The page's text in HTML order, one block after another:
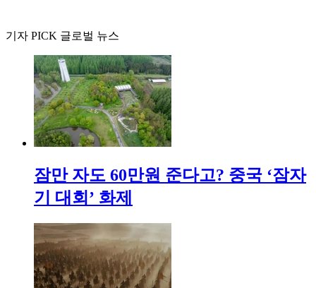
기자 PICK 글로벌 뉴스
잠만 자도 60만원 준다고? 중국 ‘잠자
기 대회’ 화제